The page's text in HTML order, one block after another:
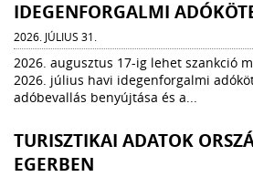
IDEGENFORGALMI
2026. JÚLIUS 31.
2026. augusztus 17-ig lehet szankció
2026. július havi idegenforgalmi
adóbevallás benyújtása és a...
TURISZTIKAI ADATOK
EGERBEN